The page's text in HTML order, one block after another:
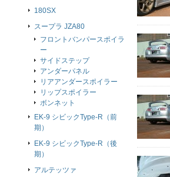
180SX
スープラ JZA80
フロントバンパースポイラ
ー
サイドステップ
アンダーパネル
リアアンダースポイラー
リップスポイラー
ボンネット
EK-9 シビックType-R（前
期）
EK-9 シビックType-R（後
期）
アルテッツァ